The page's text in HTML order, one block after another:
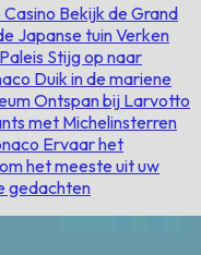
Bekijk de Grand
Japanse tuinVerken
Stijg op naar
Duik in de mariene
Ontspan bij Larvotto
met Michelinsterren
Ervaar het
het meeste uit uw
gedachten